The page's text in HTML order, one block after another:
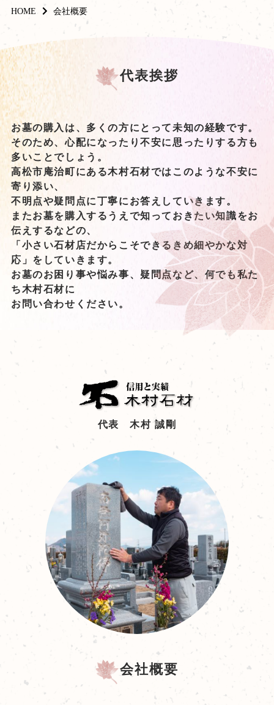
HOME 会社概要
代表挨拶
お墓の購入は、多くの方にとって未知の経験です。
そのため、心配になったり不安に思ったりする方も
多いことでしょう。
高松市庵治町にある木村石材ではこのような不安に
寄り添い、
不明点や疑問点に丁寧にお答えしていきます。
またお墓を購入するうえで知っておきたい知識をお
伝えするなどの、
「小さい石材店だからこそできるきめ細やかな対
応」をしていきます。
お墓のお困り事や悩み事、疑問点など、何でも私た
ち木村石材に
お問い合わせください。
代表 木村 誠剛
会社概要